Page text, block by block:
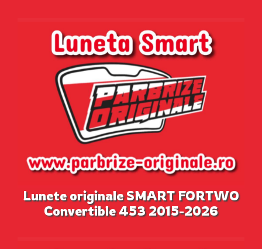
Lunete originale SMART FORTWO
Convertible 453 2015-2026